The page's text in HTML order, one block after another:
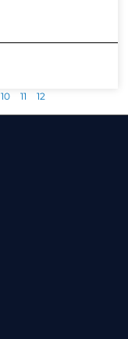
10 11 12